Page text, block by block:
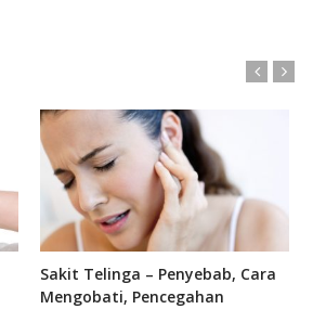
Sakit Telinga – Penyebab, Cara
Mengobati, Pencegahan